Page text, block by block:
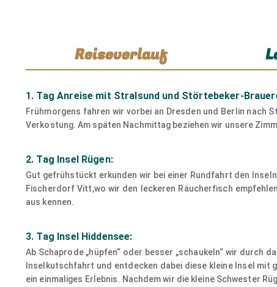
Reiseverlauf
1. Tag Anreise mit Stralsund und Störtebeker-
Frühmorgens fahren wir vorbei an Dresden und Berlin
Verkostung. Am späten Nachmittag beziehen wir unsere
2. Tag Insel Rügen:
Gut gefrühstückt erkunden wir bei einer Rundfahrt den
Fischerdorf Vitt,wo wir den leckeren Räucherfisch
aus kennen.
3. Tag Insel Hiddensee:
Ab Schaprode „hüpfen“ oder besser „schaukeln“ wir durch
Inselkutschfahrt und entdecken dabei diese kleine Insel mit
ein einmaliges Erlebnis. Nachdem wir die kleine Schwester